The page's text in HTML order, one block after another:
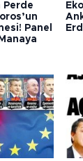
Perde
Panel